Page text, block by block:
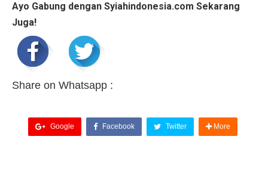
Ayo Gabung dengan Syiahindonesia.com Sekarang
Juga!
Share on Whatsapp :
Google Facebook Twitter More